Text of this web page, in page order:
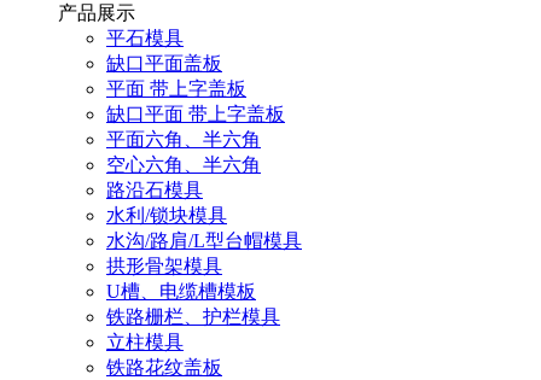
产品展示
平石模具
缺口平面盖板
平面 带上字盖板
缺口平面 带上字盖板
平面六角、半六角
空心六角、半六角
路沿石模具
水利/锁块模具
水沟/路肩/L型台帽模具
拱形骨架模具
U槽、电缆槽模板
铁路栅栏、护栏模具
立柱模具
铁路花纹盖板